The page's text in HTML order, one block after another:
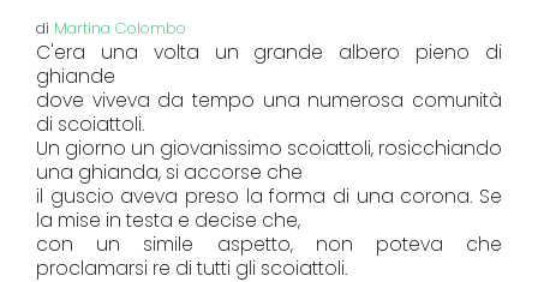
di Martina Colombo
C'era una volta un grande albero pieno di
ghiande
dove viveva da tempo una numerosa comunità
di scoiattoli.
Un giorno un giovanissimo scoiattoli, rosicchiando
una ghianda, si accorse che
il guscio aveva preso la forma di una corona. Se
la mise in testa e decise che,
con un simile aspetto, non poteva che
proclamarsi re di tutti gli scoiattoli.